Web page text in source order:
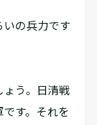
いの兵力です
う。日清戦
す。それを